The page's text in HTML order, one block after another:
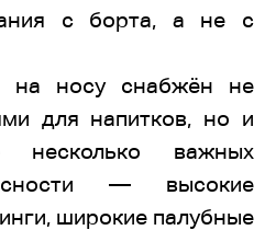
с борта, а не с
на носу снабжён не
для напитков, но и
несколько важных
— высокие
широкие палубные